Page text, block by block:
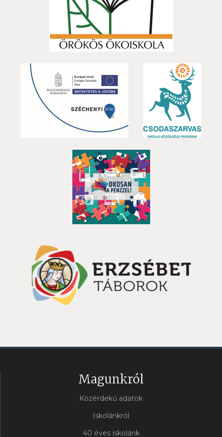
Magunkról
Közérdekű adatok
Iskolánkról
40 éves iskolánk